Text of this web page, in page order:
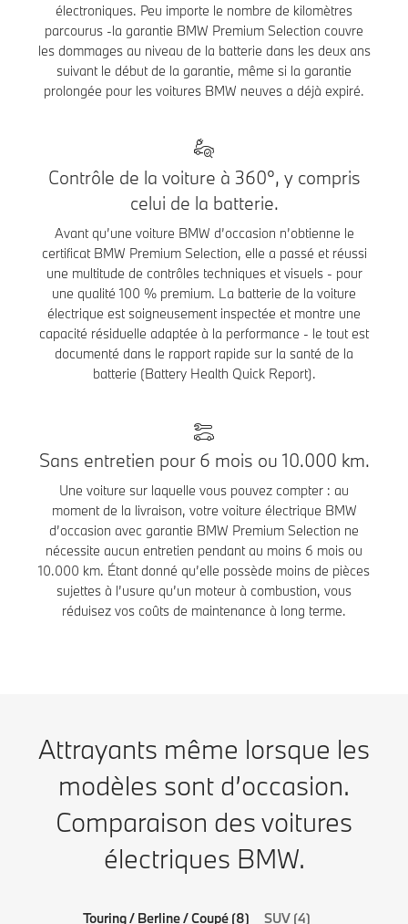
électroniques. Peu importe le nombre de kilomètres
parcourus -la garantie BMW Premium Selection couvre
les dommages au niveau de la batterie dans les deux ans
suivant le début de la garantie, même si la garantie
prolongée pour les voitures BMW neuves a déjà expiré.
Contrôle de la voiture à 360°, y compris
celui de la batterie.
Avant qu’une voiture BMW d’occasion n’obtienne le
certificat BMW Premium Selection, elle a passé et réussi
une multitude de contrôles techniques et visuels - pour
une qualité 100 % premium. La batterie de la voiture
électrique est soigneusement inspectée et montre une
capacité résiduelle adaptée à la performance - le tout est
documenté dans le rapport rapide sur la santé de la
batterie (Battery Health Quick Report).
Sans entretien pour 6 mois ou 10.000 km.
Une voiture sur laquelle vous pouvez compter : au
moment de la livraison, votre voiture électrique BMW
d’occasion avec garantie BMW Premium Selection ne
nécessite aucun entretien pendant au moins 6 mois ou
10.000 km. Étant donné qu’elle possède moins de pièces
sujettes à l’usure qu’un moteur à combustion, vous
réduisez vos coûts de maintenance à long terme.
Attrayants même lorsque les
modèles sont d’occasion.
Comparaison des voitures
électriques BMW.
Touring / Berline / Coupé (8) SUV (4)